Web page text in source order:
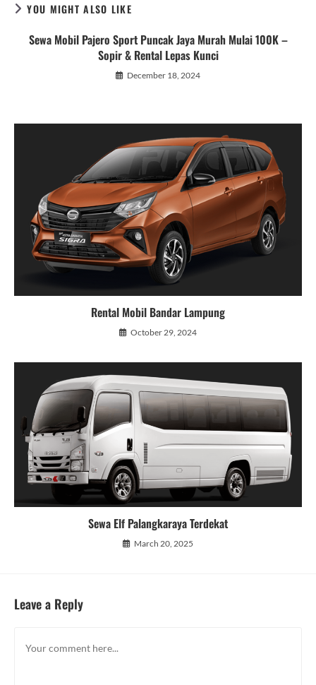
YOU MIGHT ALSO LIKE
Sewa Mobil Pajero Sport Puncak Jaya Murah Mulai 100K –
Sopir & Rental Lepas Kunci
December 18, 2024
Rental Mobil Bandar Lampung
October 29, 2024
Sewa Elf Palangkaraya Terdekat
March 20, 2025
Leave a Reply